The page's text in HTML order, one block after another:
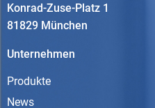
Konrad-Zuse-Platz 1
81829 München
Unternehmen
Produkte
News